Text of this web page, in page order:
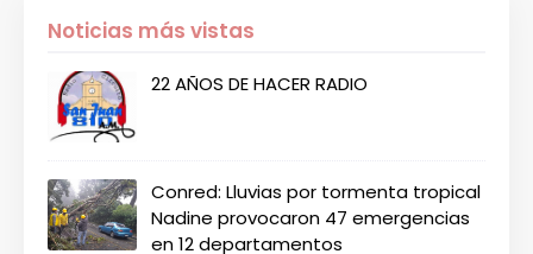
Noticias más vistas
22 AÑOS DE HACER RADIO
Conred: Lluvias por tormenta tropical
Nadine provocaron 47 emergencias
en 12 departamentos